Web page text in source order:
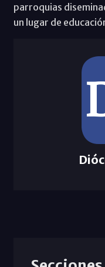
parroquias
un lugar de